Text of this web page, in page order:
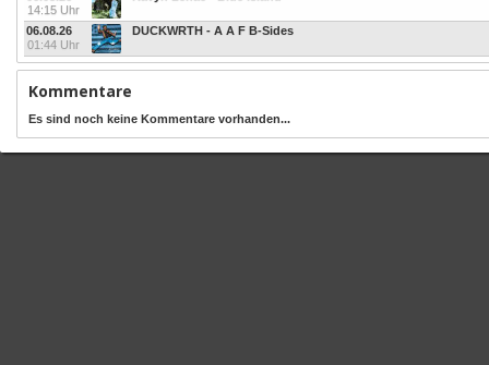
14:15 Uhr
06.08.26
01:44 Uhr
DUCKWRTH - A A F B-Sides
Kommentare
Es sind noch keine Kommentare vorhanden...